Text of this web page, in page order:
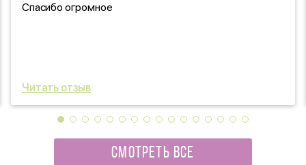
Спасибо огромное
Читать отзыв
СМОТРЕТЬ ВСЕ